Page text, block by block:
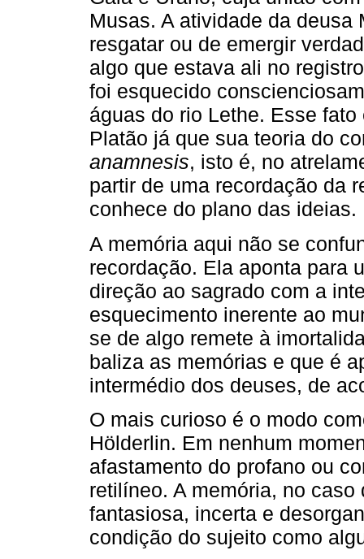
Musas. A atividade da deusa
resgatar ou de emergir
algo que estava ali no
foi esquecido
águas do rio Lethe. Esse
Platão já que sua teoria do
anamnesis, isto é, no
partir de uma recordação da
conhece do plano das ideias.
A memória aqui não se
recordação. Ela aponta para
direção ao sagrado com a
esquecimento inerente ao
se de algo remete à
baliza as memórias e que é
intermédio dos deuses, de
O mais curioso é o modo
Hölderlin. Em nenhum
afastamento do profano ou
retilíneo. A memória, no
fantasiosa, incerta e
condição do sujeito como